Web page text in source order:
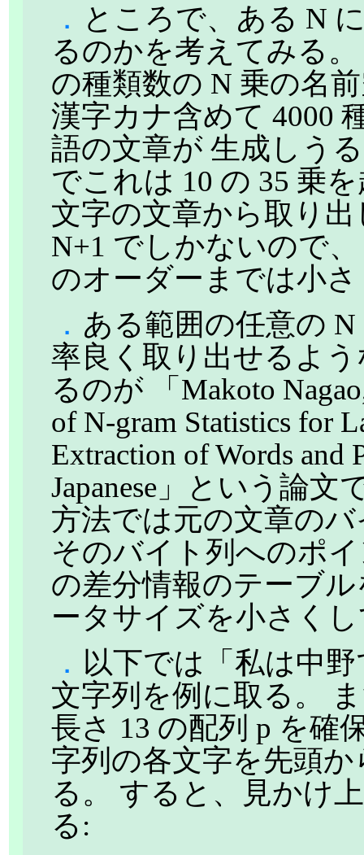
． ところで、ある N
るのかを考えてみる
の種類数の N 乗の名
漢字カナ含めて 4000
語の文章が 生成しう
でこれは 10 の 35 乗
文字の文章から取り
N+1 でしかないので
のオーダーまでは小
． ある範囲の任意の
率良く取り出せるよ
るのが 「Makoto
of N-gram Statistics for
Extraction of Words and
Japanese」という論文
方法では元の文章の
そのバイト列へのポ
の差分情報のテーブ
ータサイズを小さく
． 以下では「私は中
文字列を例に取る。
長さ 13 の配列 p を確
字列の各文字を先頭
る。 すると、見かけ
る: